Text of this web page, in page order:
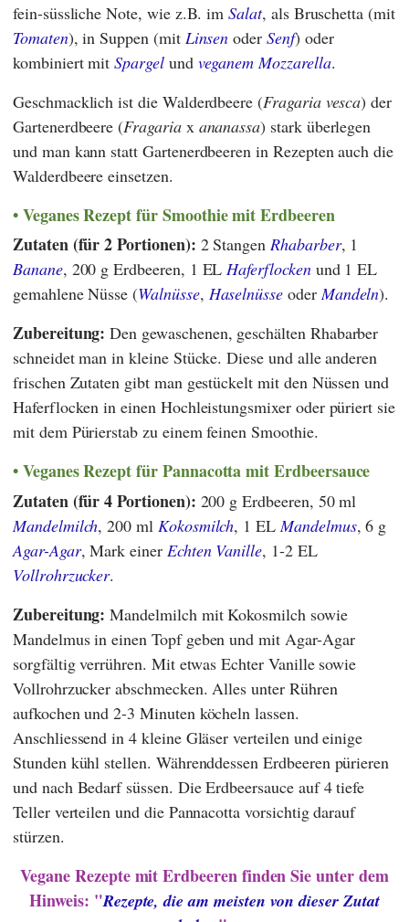
fein-süssliche Note, wie z.B. imSalat, als Bruschetta (mit
Tomaten), in Suppen (mit Linsen oderSenf) oder
kombiniert mitSpargelund veganem Mozzarella.
Geschmacklich ist die Walderdbeere (Fragaria vesca) der
Gartenerdbeere (Fragariax ananassa) stark überlegen
und man kann statt Gartenerdbeeren in Rezepten auch die
Walderdbeere einsetzen.
Veganes Rezept für Smoothie mit Erdbeeren
Zutaten (für 2 Portionen): 2 StangenRhabarber, 1
Banane, 200 g Erdbeeren, 1 ELHaferflockenund 1 EL
gemahlene Nüsse (Walnüsse, Haselnüsse oderMandeln).
Zubereitung:Den gewaschenen, geschälten Rhabarber
schneidet man in kleine Stücke. Diese und alle anderen
frischen Zutaten gibt man gestückelt mit den Nüssen und
Haferflocken in einen Hochleistungsmixer oder püriert sie
mit dem Pürierstab zu einem feinen Smoothie.
Veganes Rezept für Pannacotta mit Erdbeersauce
Zutaten (für 4 Portionen): 200 g Erdbeeren, 50 ml
Mandelmilch, 200 ml Kokosmilch, 1 EL Mandelmus, 6 g
Agar-Agar, Mark einer Echten Vanille, 1-2 EL
Vollrohrzucker.
Zubereitung:Mandelmilch mit Kokosmilch sowie
Mandelmus in einen Topf geben und mit Agar-Agar
sorgfältig verrühren. Mit etwas Echter Vanille sowie
Vollrohrzucker abschmecken. Alles unter Rühren
aufkochen und 2-3 Minuten köcheln lassen.
Anschliessend in 4 kleine Gläser verteilen und einige
Stunden kühl stellen. Währenddessen Erdbeeren pürieren
und nach Bedarf süssen. Die Erdbeersauce auf 4 tiefe
Teller verteilen und die Pannacotta vorsichtig darauf
stürzen.
Vegane Rezepte mit Erdbeeren finden Sie unter dem
Hinweis: "Rezepte, die am meisten von dieser Zutat